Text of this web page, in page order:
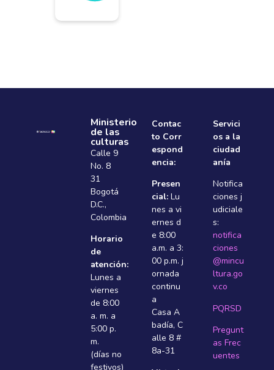
Ministerio
de las
culturas
Calle 9
No. 8
31
Bogotá
D.C.,
Colombia
Horario
de
atención:
Lunes a
viernes
de 8:00
a. m. a
5:00 p.
m.
(días no
festivos)
Contac
to Corr
espond
encia:
Presen
cial: Lu
nes a vi
ernes d
e 8:00
a.m. a 3:
00 p.m. j
ornada
continu
a
Casa A
badí­a, C
alle 8 #
8a-31
Servici
os a la
ciudad
anía
Notifica
ciones j
udiciale
s:
notifica
ciones
@mincu
ltura.go
v.co
PQRSD
Pregunt
as Frec
uentes